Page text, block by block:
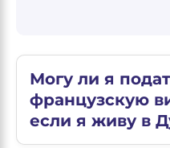
Могу ли я
французскую
если я живу в